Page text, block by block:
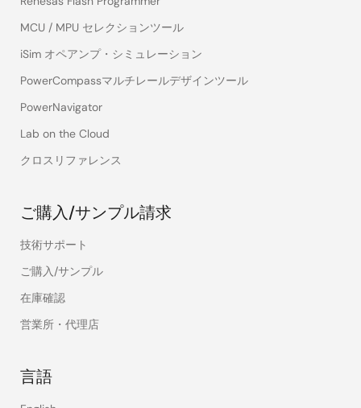
MCU / MPU セレクションツール
iSim オペアンプ・シミュレーション
PowerCompassマルチレールデザインツール
PowerNavigator
Lab on the Cloud
クロスリファレンス
ご購入/サンプル請求
技術サポート
ご購入/サンプル
在庫確認
営業所・代理店
言語